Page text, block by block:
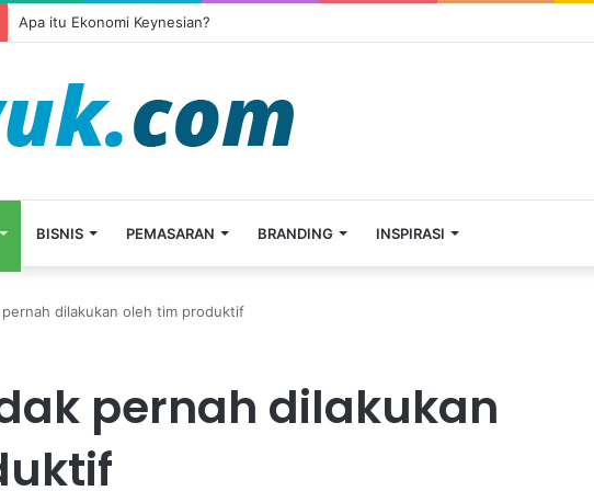
Apa itu Ekonomi Keynesian?
BISNIS PEMASARAN BRANDING INSPIRASI
dilakukan oleh tim produktif
pernah dilakukan